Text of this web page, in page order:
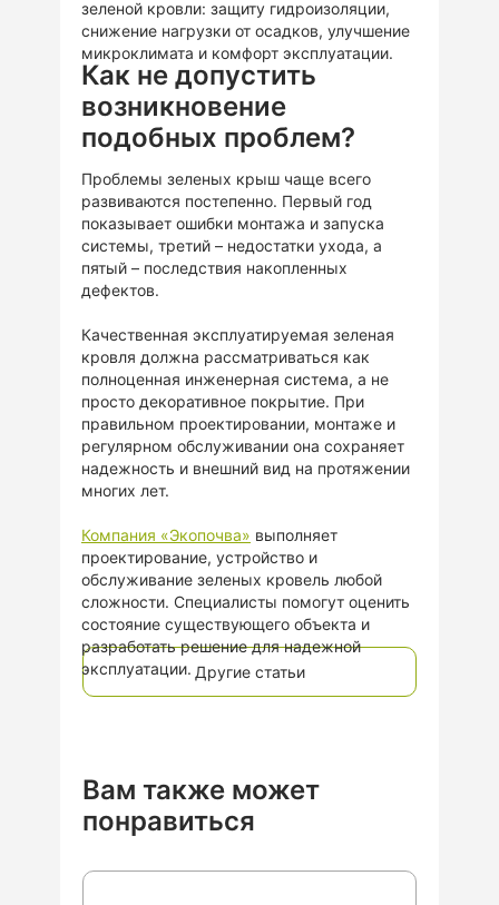
Другие статьи
Проблемы зеленых крыш чаще всего
развиваются постепенно. Первый год
показывает ошибки монтажа и запуска
системы, третий – недостатки ухода, а
пятый – последствия накопленных
дефектов.
Качественная эксплуатируемая зеленая
кровля должна рассматриваться как
полноценная инженерная система, а не
просто декоративное покрытие. При
правильном проектировании, монтаже и
регулярном обслуживании она сохраняет
надежность и внешний вид на протяжении
многих лет.
Компания «Экопочва» выполняет
проектирование, устройство и
обслуживание зеленых кровель любой
сложности. Специалисты помогут оценить
состояние существующего объекта и
разработать решение для надежной
эксплуатации.
Как не допустить
возникновение
подобных проблем?
зеленой кровли: защиту гидроизоляции,
снижение нагрузки от осадков, улучшение
микроклимата и комфорт эксплуатации.
Вам также может
понравиться